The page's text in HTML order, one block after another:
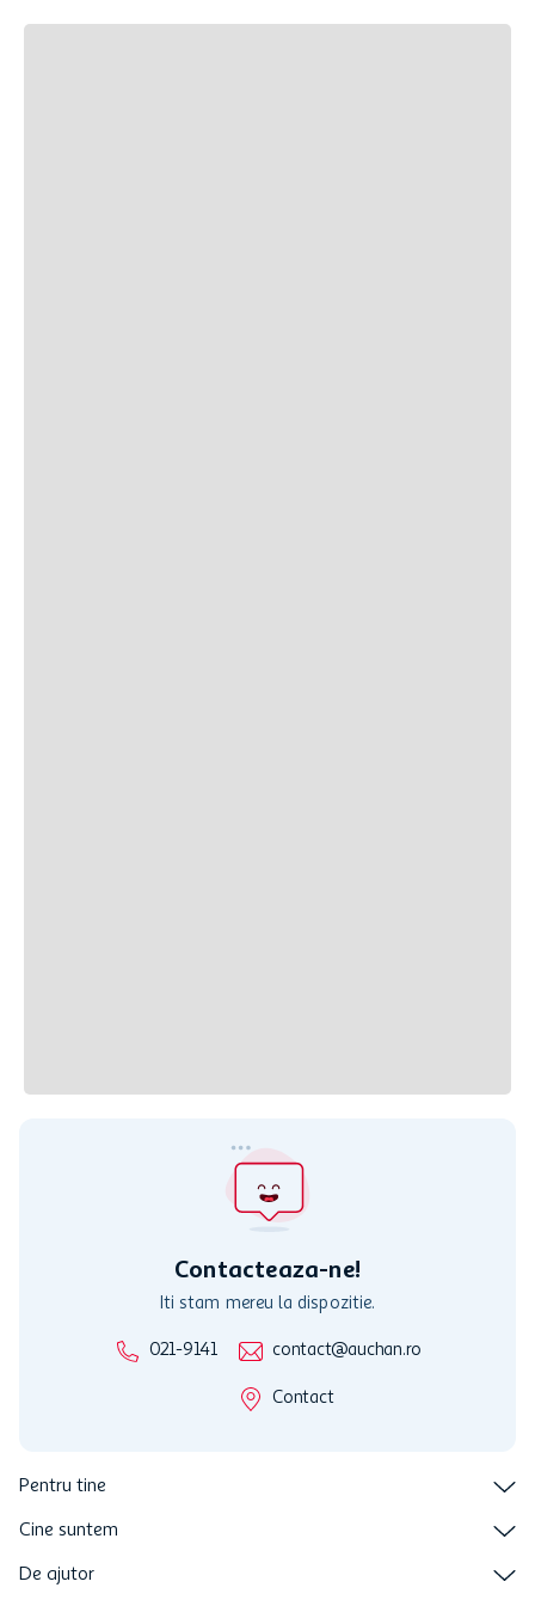
Contacteaza-ne!
Iti stam mereu la dispozitie.
021-9141 contact@auchan.ro
Contact
Pentru tine
Cine suntem
De ajutor